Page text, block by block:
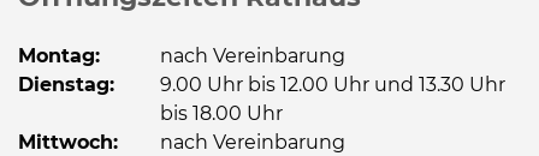
Montag:
nach Vereinbarung
Dienstag:
9.00 Uhr bis 12.00 Uhr und 13.30 Uhr
bis 18.00 Uhr
Mittwoch:
nach Vereinbarung